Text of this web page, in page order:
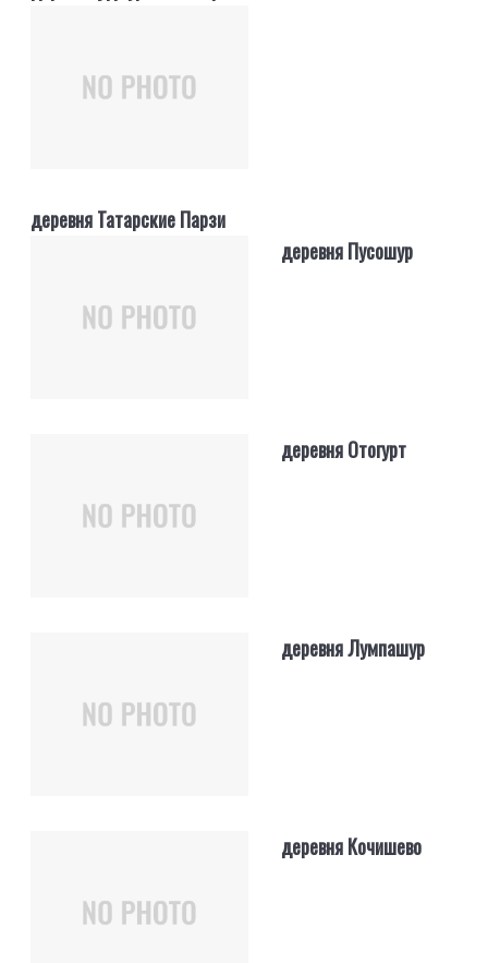
деревня Татарские Парзи
деревня Пусошур
деревня Отогурт
деревня Лумпашур
деревня Кочишево